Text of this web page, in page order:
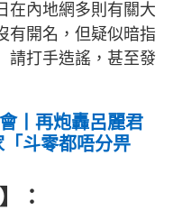
在內地網多則有關大
有開名，但疑似暗指
請打手造謠，甚至發
丨再炮轟呂麗君
斗零都唔分畀
：